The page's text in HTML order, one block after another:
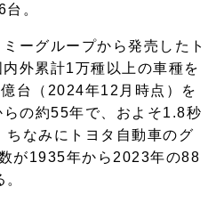
。
ーグループから発売したト
外累計1万種以上の車種を
台（2024年12月時点）を
の約55年で、およそ1.8秒
ちなみにトヨタ自動車のグ
が1935年から2023年の88